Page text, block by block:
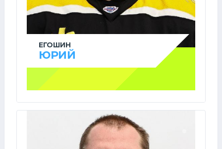
ЕГОШИН
ЮРИЙ